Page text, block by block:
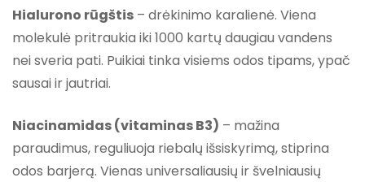
Hialurono rūgštis – drėkinimo karalienė. Viena
molekulė pritraukia iki 1000 kartų daugiau vandens
nei sveria pati. Puikiai tinka visiems odos tipams, ypač
sausai ir jautriai.
Niacinamidas (vitaminas B3) – mažina
paraudimus, reguliuoja riebalų išsiskyrimą, stiprina
odos barjerą. Vienas universaliausių ir švelniausių